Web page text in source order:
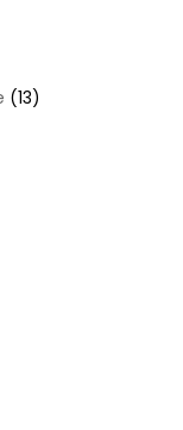
(13)